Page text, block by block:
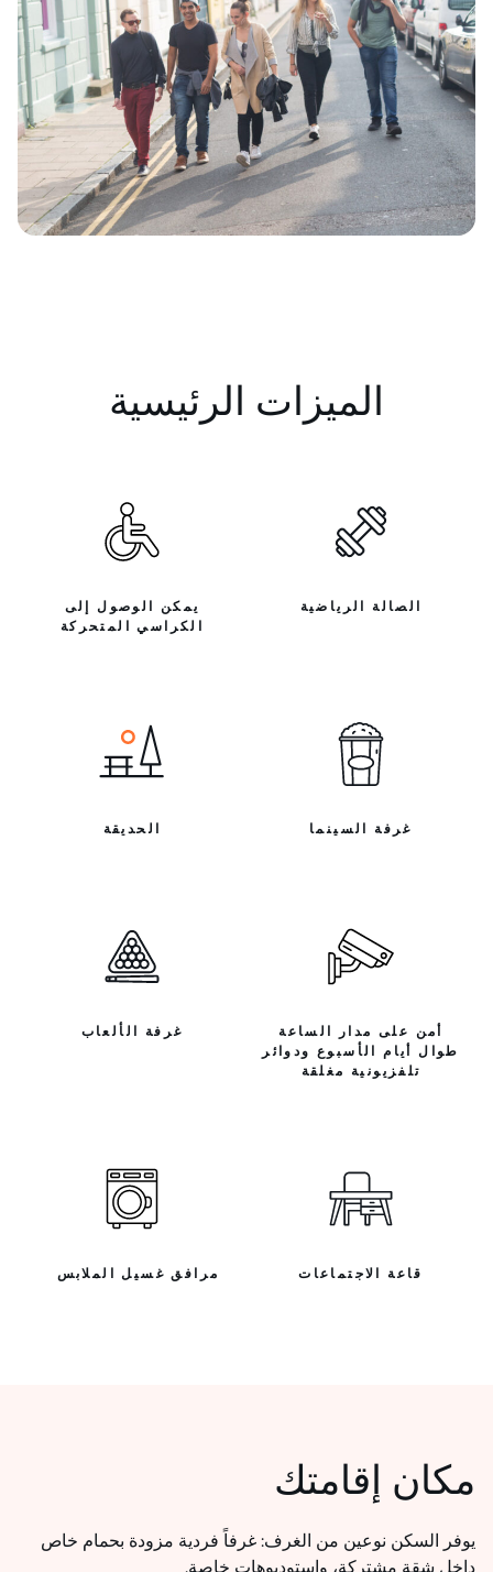
الميزات الرئيسية
الصالة الرياضية
يمكن الوصول إلى
الكراسي المتحركة
غرفة السينما الحديقة
أمن على مدار الساعة
طوال أيام الأسبوع ودوائر
تلفزيونية مغلقة
غرفة الألعاب
قاعة الاجتماعات مرافق غسيل الملابس
مكان إقامتك
يوفر السكن نوعين من الغرف: غرفاً فردية مزودة بحمام خاص
داخل شقة مشتركة، واستوديوهات خاصة.